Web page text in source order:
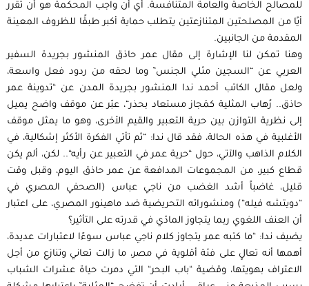
للمصالح الخاصة والعامة المتنافسة. أي أن واجب المحكمة هو أن تقرر
أيًا من المصلحتين المتنازعتين يتطلب حماية أكبر طبقًا للظروف المعينة
المقدمة من الجانبين.
وهنا تمكن لنا اﻹشارة إلى مقال عمر حاذق المنشور بجريدة السفير
العربي عن “السجين مثلي الجنس” وما لحقه من ردود فعل واسعة،
ولعل مقال الكاتب أحمد ندا المنشور بجريدة المدن عن “تدوينة عمر
حاذق.. رُهاب المثلية كمَجاز مستعاد بحذر“، عبّر عن موقف واضح يميل
إلى نظرية التوازن بين حرية التعبير والقيم الأخرى، وهو ما يمثل موقف
اﻷغلبية في هذه الحالة، فقد قال ندا: “ثم تأتي الفكرة الأكثر إشكالية، في
الكلام الذاهب والآتي، حول “حرية عمر في التعبير عن رأيه“.. لكن، ألم يكن
قطاع كبير، من المجموعات المدافعة عن عمر حاذق اليوم، وقبل وقت
قليل، غاضباً أشد الغضب من ناجي عباس (الصحفي المصري في
“دويتشه فيله“) ومنشوراته التحريضية ضد ماهينور المصري، على اعتبار
أن العنف اللغوي ربما يتجاوز المادّي في قدرته على التأثير؟
يضيف ندا: “ما كتبه عمر يتجاوز كلام ناجي عباس سوءًا لاعتبارات عديدة،
أهمها أنه تعالٍ على فئة أقلوية في مصر، ما زالت تعاني وتنازع من أجل
الاعتراف بهويتها، وقضية “باب البحر“ التي دمرت حياة عشرات الشباب